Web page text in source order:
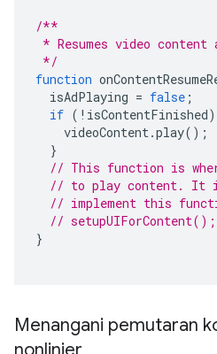
/**
* Resumes video content
*/
function
isAdPlaying = false ;
if ( ! isContentFinished)
videoContent.play();
}
// This function is
// to play content. It
// implement this
// setupUIForContent();
}
Menangani pemutaran